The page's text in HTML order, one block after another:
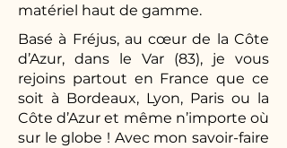
matériel haut de gamme.
Basé à Fréjus, au cœur de la Côte
d’Azur, dans le Var (83), je vous
rejoins partout en France que ce
soit à Bordeaux, Lyon, Paris ou la
Côte d’Azur et même n’importe où
sur le globe ! Avec mon savoir-faire